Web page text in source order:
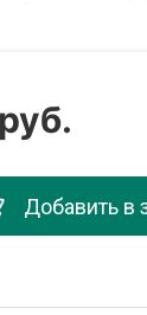
Добавить в